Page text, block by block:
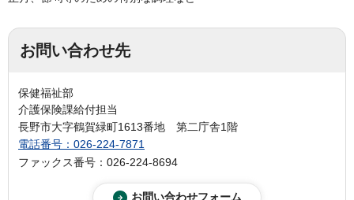
お問い合わせ先
保健福祉部
介護保険課給付担当
長野市大字鶴賀緑町1613番地 第二庁舎1階
電話番号：026-224-7871
ファックス番号：026-224-8694